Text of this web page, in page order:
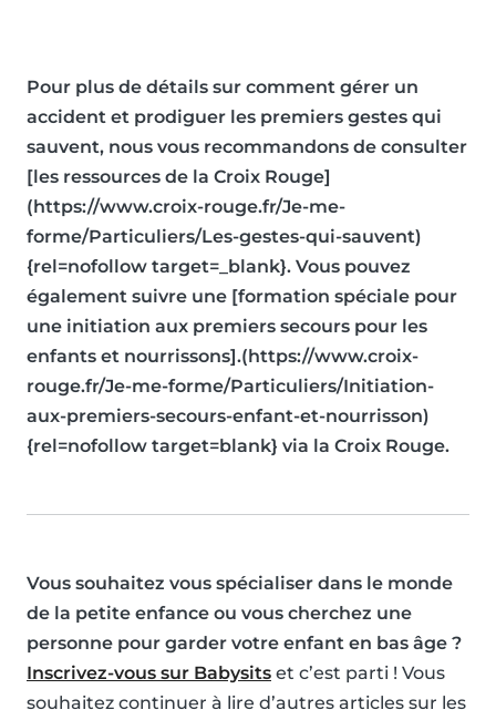
Pour plus de détails sur comment gérer un
accident et prodiguer les premiers gestes qui
sauvent, nous vous recommandons de consulter
[les ressources de la Croix Rouge]
(https://www.croix-rouge.fr/Je-me-
forme/Particuliers/Les-gestes-qui-sauvent)
{rel=nofollow target=_blank}. Vous pouvez
également suivre une [formation spéciale pour
une initiation aux premiers secours pour les
enfants et nourrissons].(https://www.croix-
rouge.fr/Je-me-forme/Particuliers/Initiation-
aux-premiers-secours-enfant-et-nourrisson)
{rel=nofollow target=blank} via la Croix Rouge.
Vous souhaitez vous spécialiser dans le monde
de la petite enfance ou vous cherchez une
personne pour garder votre enfant en bas âge ?
Inscrivez-vous sur Babysits et c’est parti ! Vous
souhaitez continuer à lire d’autres articles sur les